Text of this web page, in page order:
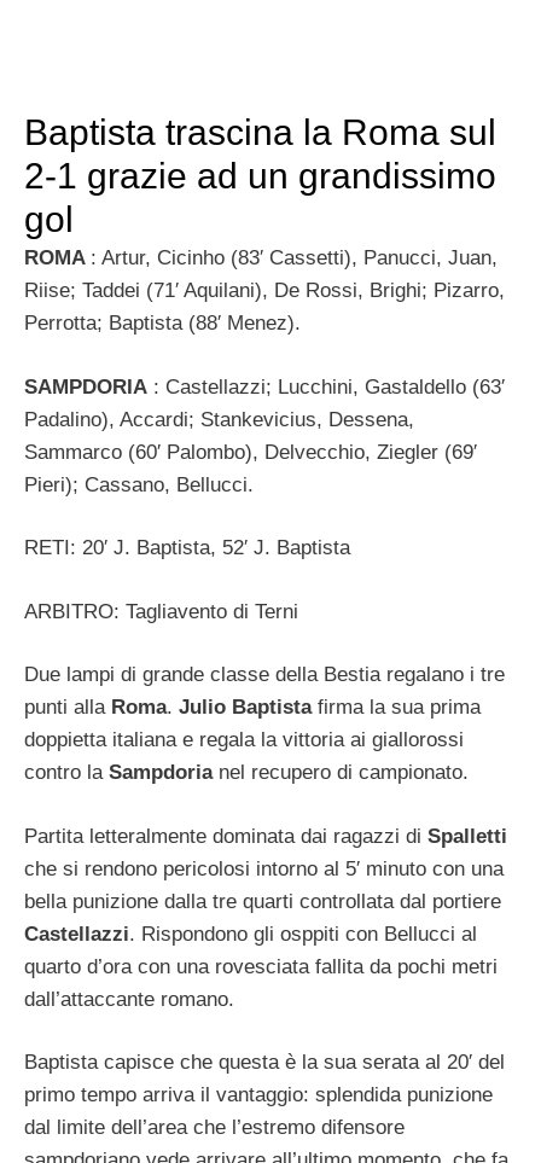
Baptista trascina la Roma sul
2-1 grazie ad un grandissimo
gol
ROMA : Artur, Cicinho (83′ Cassetti), Panucci, Juan,
Riise; Taddei (71′ Aquilani), De Rossi, Brighi; Pizarro,
Perrotta; Baptista (88′ Menez).
SAMPDORIA : Castellazzi; Lucchini, Gastaldello (63′
Padalino), Accardi; Stankevicius, Dessena,
Sammarco (60′ Palombo), Delvecchio, Ziegler (69′
Pieri); Cassano, Bellucci.
RETI: 20′ J. Baptista, 52′ J. Baptista
ARBITRO: Tagliavento di Terni
Due lampi di grande classe della Bestia regalano i tre
punti alla Roma. Julio Baptistafirma la sua prima
doppietta italiana e regala la vittoria ai giallorossi
contro la Sampdorianel recupero di campionato.
Partita letteralmente dominata dai ragazzi di Spalletti
che si rendono pericolosi intorno al 5′ minuto con una
bella punizione dalla tre quarti controllata dal portiere
Castellazzi. Rispondono gli osppiti con Bellucci al
quarto d’ora con una rovesciata fallita da pochi metri
dall’attaccante romano.
Baptista capisce che questa è la sua serata al 20′ del
primo tempo arriva il vantaggio: splendida punizione
dal limite dell’area che l’estremo difensore